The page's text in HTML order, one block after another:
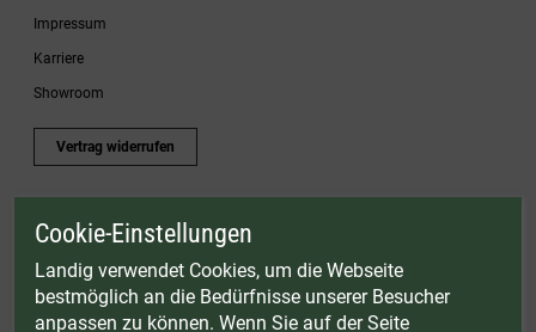
Impressum
Karriere
Showroom
Vertrag widerrufen
* Gültig bis einschließlich 17.08.2026. Keine Barauszahlung möglich. Nicht mit
Zubehörartikel. Nicht einlösbar auf bereits rabattierte Sets.
© Landig 1982-2026 (44 Jahre Qualität)
Cookie-Einstellungen
Landig verwendet Cookies, um die Webseite
bestmöglich an die Bedürfnisse unserer Besucher
anpassen zu können. Wenn Sie auf der Seite